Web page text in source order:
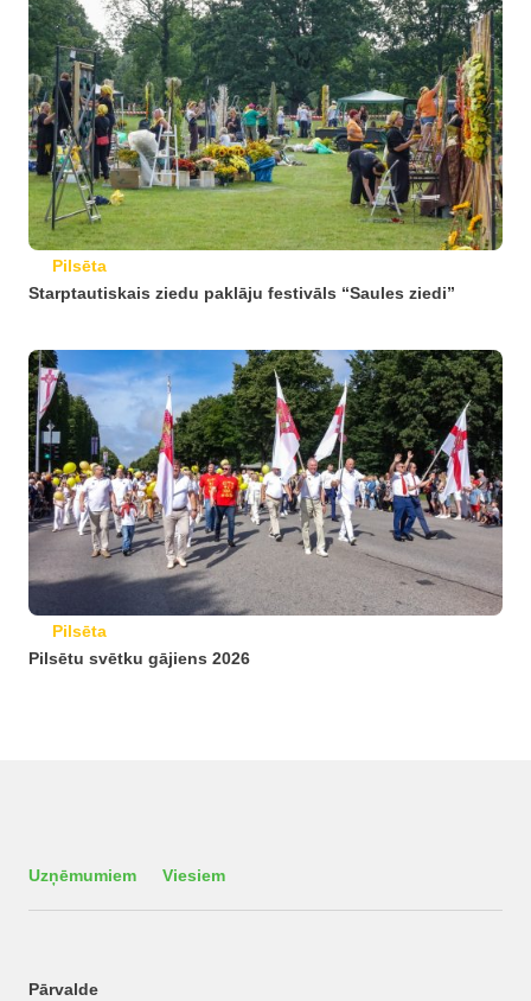
Pilsēta
Starptautiskais ziedu paklāju festivāls “Saules ziedi”
Pilsēta
Pilsētu svētku gājiens 2026
Uzņēmumiem Viesiem
Pārvalde